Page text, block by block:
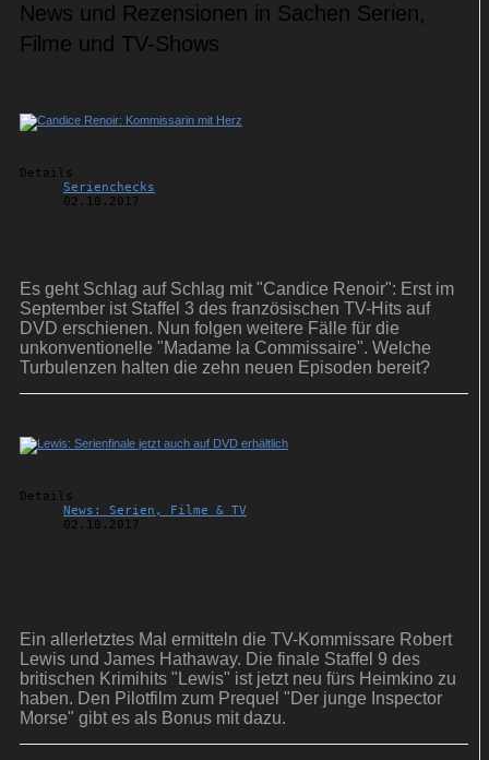
News und Rezensionen in Sachen Serien,
Filme und TV-Shows
Details
Serienchecks
02.10.2017
Es geht Schlag auf Schlag mit "Candice Renoir": Erst im
September ist Staffel 3 des französischen TV-Hits auf
DVD erschienen. Nun folgen weitere Fälle für die
unkonventionelle "Madame la Commissaire". Welche
Turbulenzen halten die zehn neuen Episoden bereit?
Details
News: Serien, Filme & TV
02.10.2017
Ein allerletztes Mal ermitteln die TV-Kommissare Robert
Lewis und James Hathaway. Die finale Staffel 9 des
britischen Krimihits "Lewis" ist jetzt neu fürs Heimkino zu
haben. Den Pilotfilm zum Prequel "Der junge Inspector
Morse" gibt es als Bonus mit dazu.